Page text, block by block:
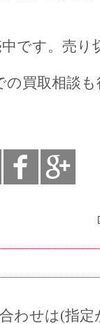
です。売り
の買取相談
わせは(指